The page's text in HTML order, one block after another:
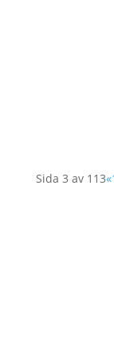
Sida 3 av 113«